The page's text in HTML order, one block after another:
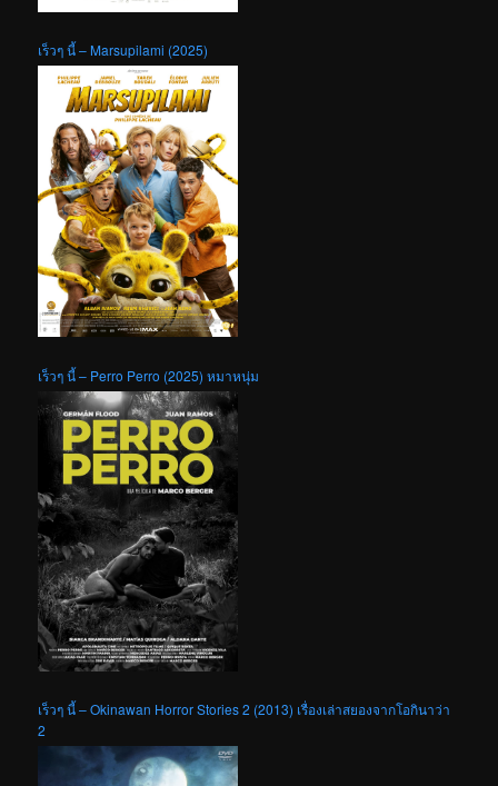
เร็วๆ นี้ – Marsupilami (2025)
เร็วๆ นี้ – Perro Perro (2025) หมาหนุ่ม
เร็วๆ นี้ – Okinawan Horror Stories 2 (2013) เรื่องเล่าสยองจากโอกินาว่า
2